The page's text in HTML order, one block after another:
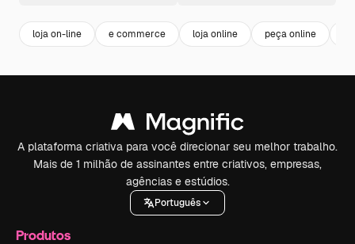
loja on-line e commerce loja online peça online
A plataforma criativa para você direcionar seu melhor trabalho.
Mais de 1 milhão de assinantes entre criativos, empresas,
agências e estúdios.
Português
Produtos